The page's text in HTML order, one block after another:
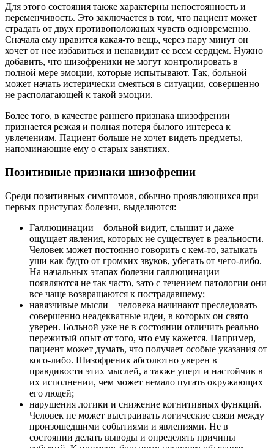
Для этого состояния также характерны непостоянность и
переменчивость. Это заключается в том, что пациент может
страдать от двух противоположных чувств одновременно.
Сначала ему нравится какая-то вещь, через пару минут он
хочет от нее избавиться и ненавидит ее всем сердцем. Нужно
добавить, что шизофреники не могут контролировать в
полной мере эмоции, которые испытывают. Так, больной
может начать истерически смеяться в ситуации, совершенно
не располагающей к такой эмоции.
Более того, в качестве раннего признака шизофрении
признается резкая и полная потеря былого интереса к
увлечениям. Пациент больше не хочет видеть предметы,
напоминающие ему о старых занятиях.
Позитивные признаки шизофрении
Среди позитивных симптомов, обычно проявляющихся при
первых приступах болезни, выделяются:
Галлюцинации – больной видит, слышит и даже
ощущает явления, которых не существует в реальности.
Человек может постоянно говорить с кем-то, затыкать
уши как будто от громких звуков, убегать от чего-либо.
На начальных этапах болезни галлюцинации
появляются не так часто, зато с течением патологии они
все чаще возвращаются к пострадавшему;
навязчивые мысли – человека начинают преследовать
совершенно неадекватные идеи, в которых он свято
уверен. Больной уже не в состоянии отличить реально
пережитый опыт от того, что ему кажется. Например,
пациент может думать, что получает особые указания от
кого-либо. Шизофреник абсолютно уверен в
правдивости этих мыслей, а также уперт и настойчив в
их исполнении, чем может немало пугать окружающих
его людей;
нарушения логики и снижение когнитивных функций.
Человек не может выстраивать логические связи между
произошедшими событиями и явлениями. Не в
состоянии делать выводы и определять причины